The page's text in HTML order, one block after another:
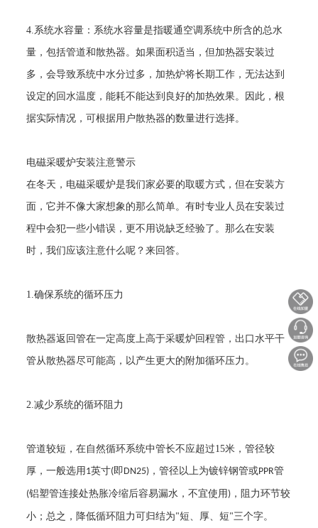
4.系统水容量：系统水容量是指暖通空调系统中所含的总水
量，包括管道和散热器。如果面积适当，但加热器安装过
多，会导致系统中水分过多，加热炉将长期工作，无法达到
设定的回水温度，能耗不能达到良好的加热效果。因此，根
据实际情况，可根据用户散热器的数量进行选择。
电磁采暖炉安装注意警示
在冬天， 电磁采暖炉是我们家必要的取暖方式，但在安装方
面，它并不像大家想象的那么简单。有时专业人员在安装过
程中会犯一些小错误，更不用说缺乏经验了。那么在安装
时，我们应该注意什么呢？来回答。
1.确保系统的循环压力
散热器返回管在一定高度上高于采暖炉回程管，出口水平干
管从散热器尽可能高，以产生更大的附加循环压力。
2.减少系统的循环阻力
管道较短，在自然循环系统中管长不应超过15米，管径较
厚，一般选用 1英寸(即DN25) ，管径以上为镀锌钢管或PPR管
(铝塑管连接处热胀冷缩后容易漏水，不宜使用) ，阻力环节较
小；总之，降低循环阻力可归结为"短、厚、短"三个字。